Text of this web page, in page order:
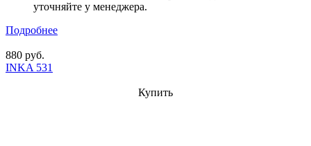
уточняйте у менеджера.
Подробнее
880 руб.
INKA 531
Купить